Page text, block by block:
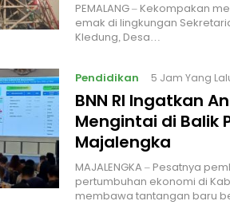
PEMALANG – Kekompakan
emak di lingkungan
Kledung, Desa…
Pendidikan 5 Jam Yang
BNN RI Ingatkan
Mengintai di Balik
Majalengka
MAJALENGKA – Pesatnya
pertumbuhan ekonomi di
membawa tantangan baru